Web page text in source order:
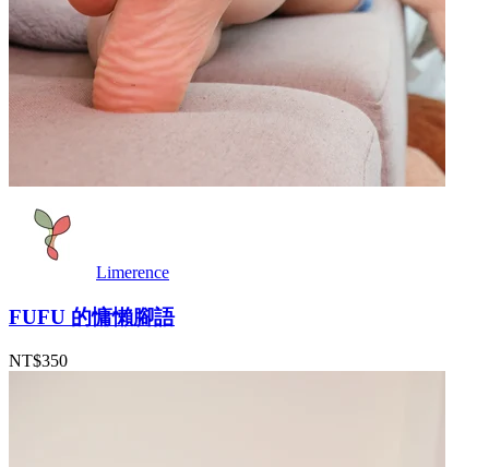
Limerence
FUFU 的慵懶腳語
NT$350